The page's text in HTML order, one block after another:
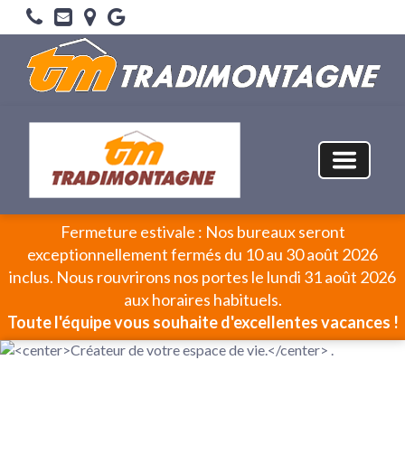
Fermeture estivale : Nos bureaux seront
exceptionnellement fermés du 10 au 30 août 2026
inclus. Nous rouvrirons nos portes le lundi 31 août 2026
aux horaires habituels.
Toute l'équipe vous souhaite d'excellentes vacances !